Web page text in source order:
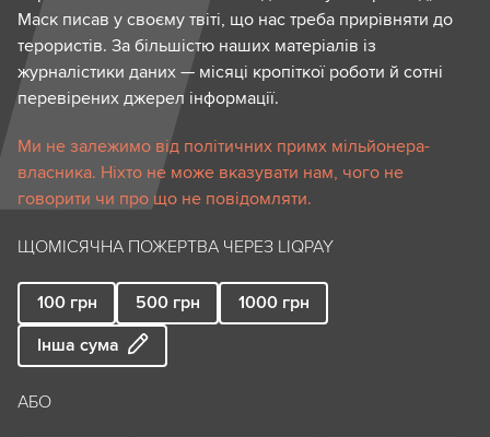
Маск писав у своєму твіті, що нас треба прирівняти до
терористів. За більшістю наших матеріалів із
журналістики даних — місяці кропіткої роботи й сотні
перевірених джерел інформації.
Ми не залежимо від політичних примх мільйонера-
власника. Ніхто не може вказувати нам, чого не
говорити чи про що не повідомляти.
ЩОМІСЯЧНА ПОЖЕРТВА ЧЕРЕЗ LIQPAY
100 грн 500 грн 1000 грн
Інша сума
АБО